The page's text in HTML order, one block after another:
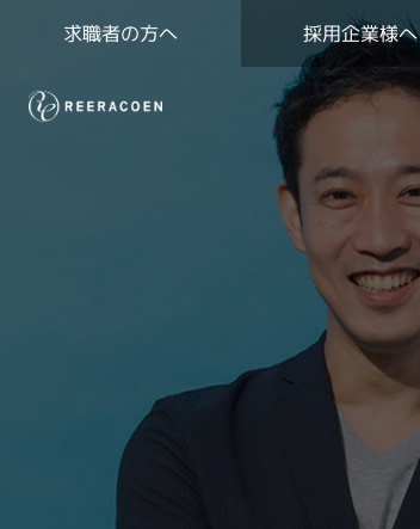
求職者の方へ 採用企業様へ